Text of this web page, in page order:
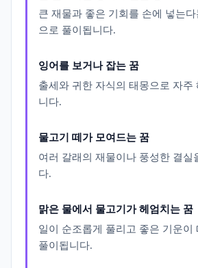
큰 재물과 좋은 기회를 손에 넣는
으로 풀이됩니다.
잉어를 보거나 잡는 꿈
출세와 귀한 자식의 태몽으로 자주
니다.
물고기 떼가 모여드는 꿈
여러 갈래의 재물이나 풍성한 결실
다.
맑은 물에서 물고기가 헤엄치는 꿈
일이 순조롭게 풀리고 좋은 기운이
풀이됩니다.